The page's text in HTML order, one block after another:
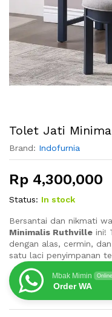
Tolet Jati
Brand: Indofurnia
Rp 4,300,000
Status: In stock
Bersantai dan nikmati
Minimalis Ruthville ini!
dengan alas, cermin,
satu laci penyimpanan
Mbak Mimin Online
Order WA